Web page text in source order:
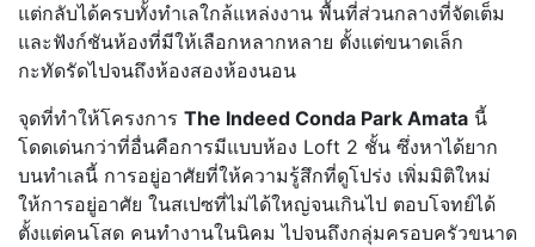
แต่กลับได้ครบทั้งทำเลใกล้แหล่งงาน พื้นที่ส่วนกลางที่จัดเต็ม
และฟังก์ชันห้องที่มีให้เลือกหลากหลาย ตั้งแต่ขนาดเล็ก
กะทัดรัดไปจนถึงห้องสองห้องนอน
จุดที่ทำให้โครงการ The Indeed Conda Park Amata นี้
โดดเด่นกว่าที่อื่นคือการมีแบบห้อง Loft 2 ชั้น ซึ่งหาได้ยาก
บนทำเลนี้ การอยู่อาศัยที่ให้ความรู้สึกที่ดูโปร่ง เพิ่มมิติใหม่
ให้การอยู่อาศัย ในสเปซที่ไม่ได้ใหญ่จนเกินไป ตอบโจทย์ได้
ตั้งแต่คนโสด คนทำงานในนิคม ไปจนถึงกลุ่มครอบครัวขนาด